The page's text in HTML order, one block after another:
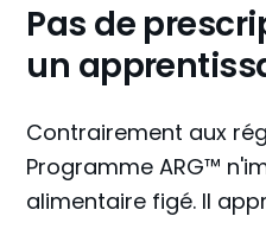
Pas de
un
Contrairement aux
Programme ARG™
alimentaire figé. Il